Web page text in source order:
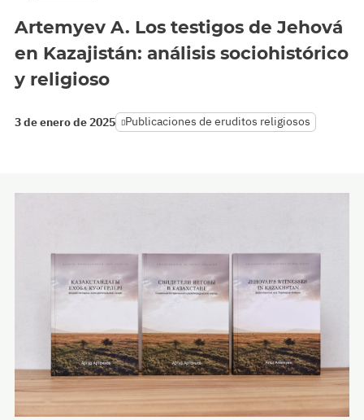
Artemyev A. Los testigos de Jehová
en Kazajistán: análisis sociohistórico
y religioso
3 de enero de 2025 Publicaciones de eruditos religiosos